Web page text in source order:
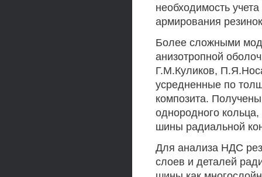
необходимость
армирования
Более сложными
анизотропной
Г.М.Куликов,
усредненные по
композита.
однородного
шины радиальной
Для анализа НДС
слоев и деталей